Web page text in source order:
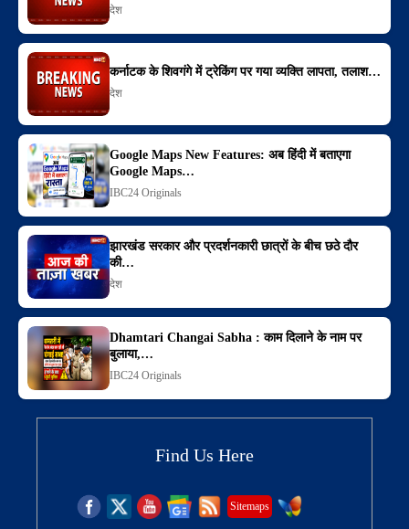
देश
कर्नाटक के शिवगंगे में ट्रेकिंग पर गया व्यक्ति लापता, तलाश…
देश
Google Maps New Features: अब हिंदी में बताएगा
Google Maps…
IBC24 Originals
झारखंड सरकार और प्रदर्शनकारी छात्रों के बीच छठे दौर
की…
देश
Dhamtari Changai Sabha : काम दिलाने के नाम पर
बुलाया,…
IBC24 Originals
Find Us Here
Sitemaps